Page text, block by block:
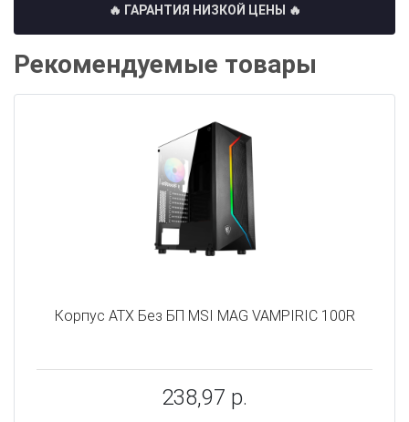
🔥 ГАРАНТИЯ НИЗКОЙ ЦЕНЫ 🔥
Рекомендуемые товары
Корпус ATX Без БП MSI MAG VAMPIRIC 100R
238,97 р.